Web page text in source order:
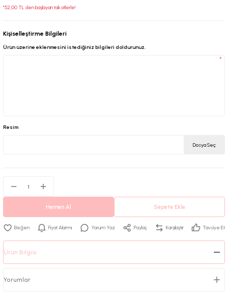
*52,00 TL den başlayan taksitlerle!
Kişiselleştirme Bilgileri
Ürün üzerine eklenmesini istediğiniz bilgileri doldurunuz.
*
Resim
Dosya Seç
Hemen Al Sepete Ekle
Fiyat Alarmı Yorum Yaz Paylaş Karşılaştır Tavsiye Et
Ürün Bilgisi
Yorumlar